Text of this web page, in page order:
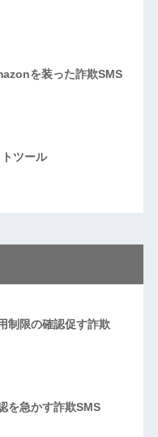
を装った詐欺SMS
ツール
限の確認促す詐欺
急かす詐欺SMS